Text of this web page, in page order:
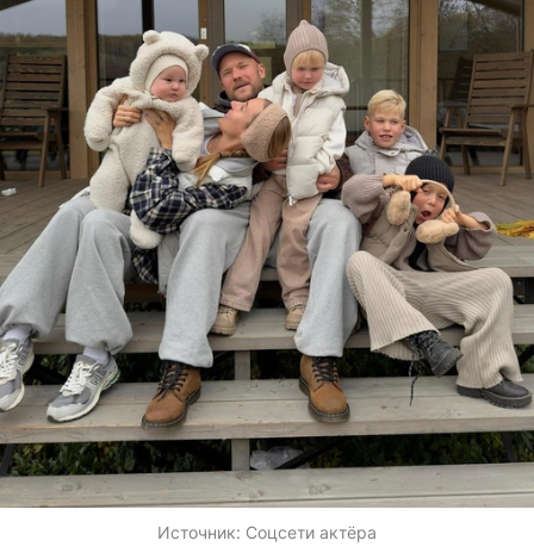
Источник: Соцсети актёра